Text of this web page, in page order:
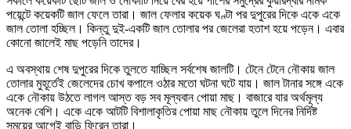
পয়েন্টে কয়েকটি জাল ফেলে তারা। জাল ফেলার কয়েক ঘণ্টা পর দুপুরের দিকে একে একে
জাল তোলা হচ্ছিল। কিন্তু দুই-একটি জাল তোলার পর জেলেরা হতাশ হয়ে পড়েন। এবার
কোনো জালেই মাছ পড়েনি তাদের।
এ অবস্থায় শেষ দুপুরের দিকে তুলতে যাচ্ছিল সর্বশেষ জালটি। টেনে টেনে নৌকায় জাল
তোলার মুহূর্তেই জেলেদের চোখ কপালে ওঠার মতো ঘটনা ঘটে যায়। জাল টানার সঙ্গে একে
একে নৌকায় উঠতে লাগল আস্ত বড় সব মূল্যবান পোয়া মাছ। বাজারে যার অর্থমূল্য
অনেক বেশি। একে একে আটটি বিশালাকৃতির পোয়া মাছ নৌকায় তুলে দিনের নির্দিষ্ট
সময়ের আগেই বাড়ি ফিরেন তারা।